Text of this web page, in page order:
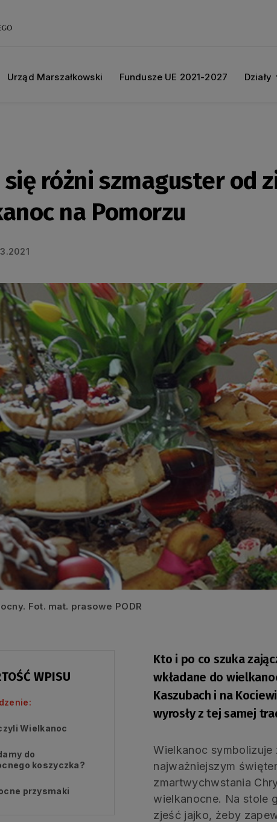
Urząd Marszałkowski Fundusze UE 2021-2027 Działy
się różni szmaguster od
na Pomorzu
Fot. mat. prasowe PODR
WPISU
Wielkanoc
do
koszyczka?
przysmaki
Kto i po co szuka
wkładane do
Kaszubach i na
wyrosły z tej samej
Wielkanoc
najważniejszym
zmartwychwstania
wielkanocne. Na stole
zjeść jajko, żeby